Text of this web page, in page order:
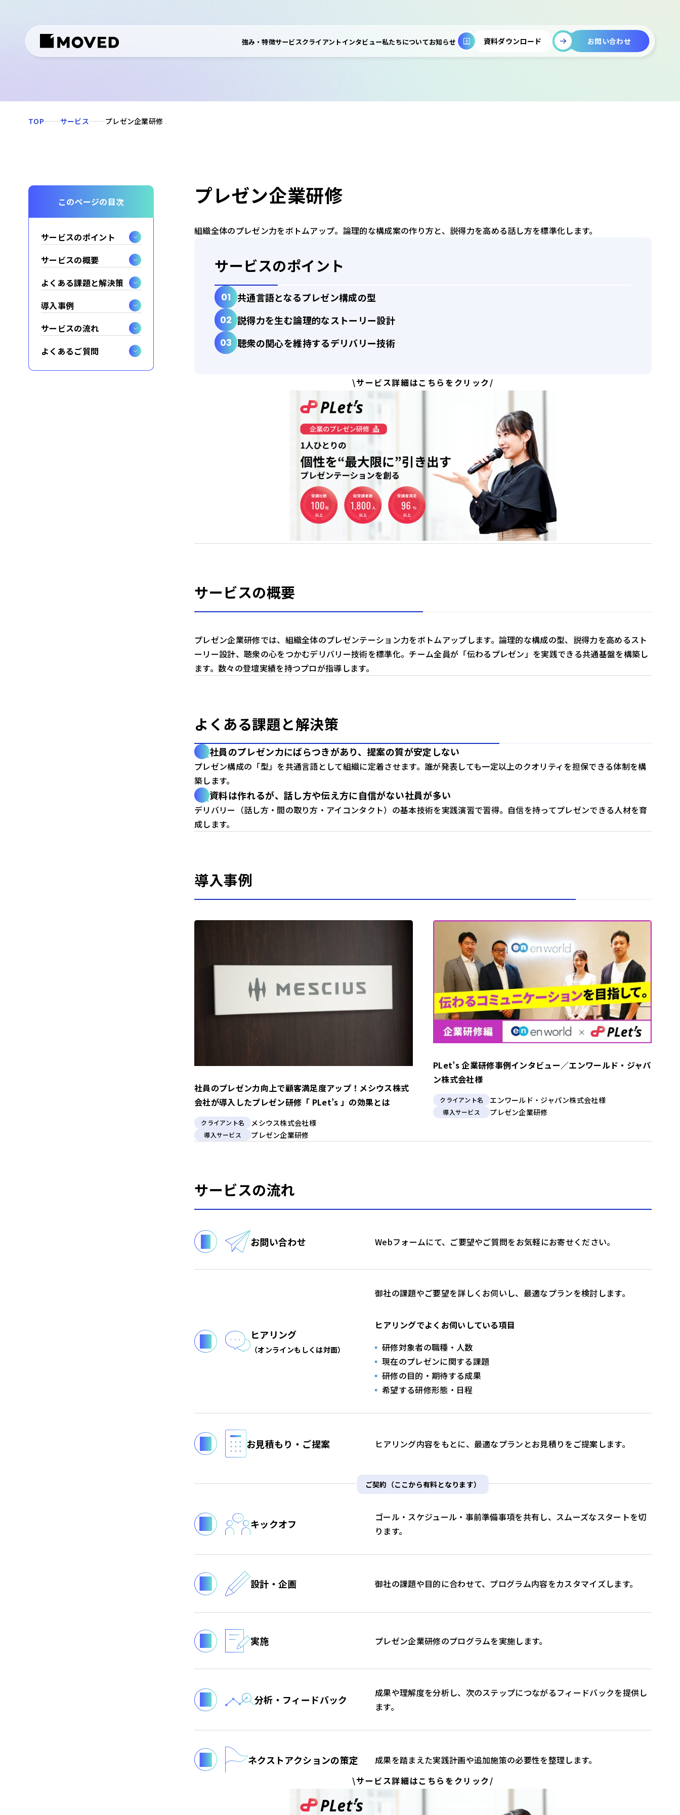
強み・特徴サービスクライアントインタビュー私たちについてお知らせ 資料ダウンロード お問い合わせ
TOP サービス プレゼン企業研修
このページの目次
サービスのポイント
サービスの概要
よくある課題と解決策
導入事例
サービスの流れ
よくあるご質問
プレゼン企業研修
組織全体のプレゼン力をボトムアップ。論理的な構成案の作り方と、説得力を高める話し方を標準化します。
サービスのポイント
共通言語となるプレゼン構成の型
説得力を生む論理的なストーリー設計
聴衆の関心を維持するデリバリー技術
\サービス詳細はこちらをクリック/
サービスの概要
プレゼン企業研修では、組織全体のプレゼンテーション力をボトムアップします。論理的な構成の型、説得力を高めるスト
ーリー設計、聴衆の心をつかむデリバリー技術を標準化。チーム全員が「伝わるプレゼン」を実践できる共通基盤を構築し
ます。数々の登壇実績を持つプロが指導します。
よくある課題と解決策
社員のプレゼン力にばらつきがあり、提案の質が安定しない
プレゼン構成の「型」を共通言語として組織に定着させます。誰が発表しても一定以上のクオリティを担保できる体制を構
築します。
資料は作れるが、話し方や伝え方に自信がない社員が多い
デリバリー（話し方・間の取り方・アイコンタクト）の基本技術を実践演習で習得。自信を持ってプレゼンできる人材を育
成します。
導入事例
社員のプレゼン力向上で顧客満足度アップ！メシウス株式
会社が導入したプレゼン研修「 PLet’s 」の効果とは
クライアント名 メシウス株式会社様
導入サービス プレゼン企業研修
PLet’s 企業研修事例インタビュー／エンワールド・ジャパ
ン株式会社様
クライアント名 エンワールド・ジャパン株式会社様
導入サービス プレゼン企業研修
サービスの流れ
お問い合わせ Webフォームにて、ご要望やご質問をお気軽にお寄せください。
ヒアリング
（オンラインもしくは対面）
御社の課題やご要望を詳しくお伺いし、最適なプランを検討します。
ヒアリングでよくお伺いしている項目
研修対象者の職種・人数
現在のプレゼンに関する課題
研修の目的・期待する成果
希望する研修形態・日程
お見積もり・ご提案 ヒアリング内容をもとに、最適なプランとお見積りをご提案します。
ご契約（ここから有料となります）
キックオフ
ゴール・スケジュール・事前準備事項を共有し、スムーズなスタートを切
ります。
設計・企画 御社の課題や目的に合わせて、プログラム内容をカスタマイズします。
実施 プレゼン企業研修のプログラムを実施します。
分析・フィードバック
成果や理解度を分析し、次のステップにつながるフィードバックを提供し
ます。
ネクストアクションの策定
成果を踏まえた実践計画や追加施策の必要性を整理します。
\サービス詳細はこちらをクリック/